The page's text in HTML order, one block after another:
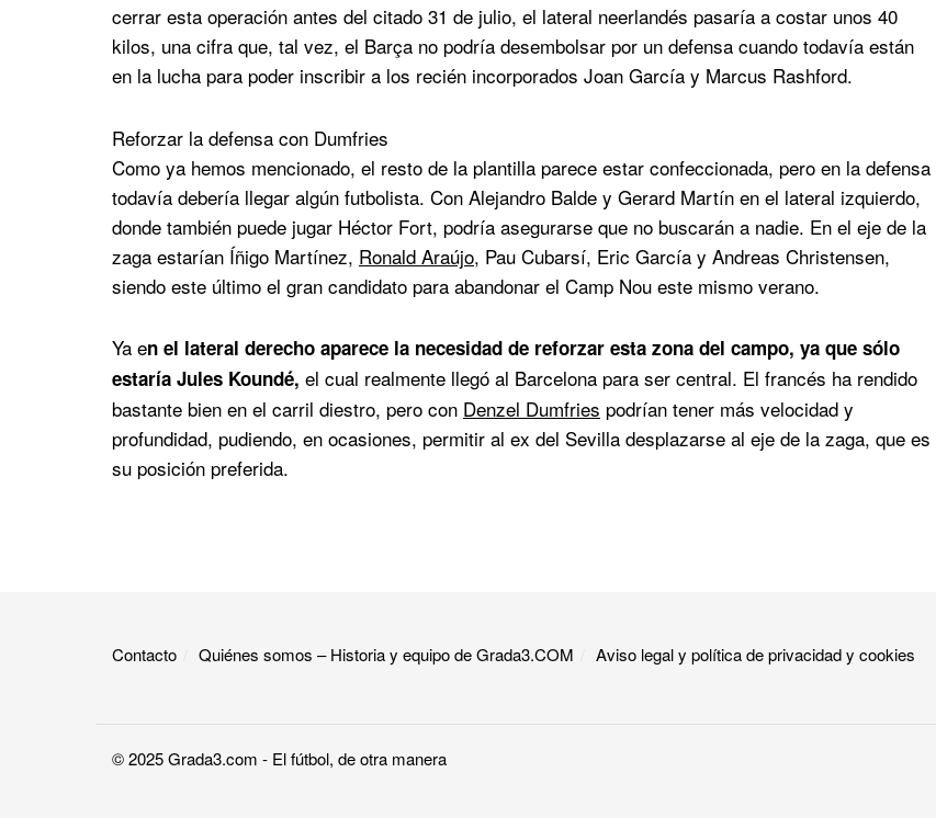
cerrar esta operación antes del citado 31 de julio, el lateral neerlandés pasaría a costar unos 40
kilos, una cifra que, tal vez, el Barça no podría desembolsar por un defensa cuando todavía están
en la lucha para poder inscribir a los recién incorporados Joan García y Marcus Rashford.
Reforzar la defensa con Dumfries
Como ya hemos mencionado, el resto de la plantilla parece estar confeccionada, pero en la defensa
todavía debería llegar algún futbolista. Con Alejandro Balde y Gerard Martín en el lateral izquierdo,
donde también puede jugar Héctor Fort, podría asegurarse que no buscarán a nadie. En el eje de la
zaga estarían Íñigo Martínez, Ronald Araújo, Pau Cubarsí, Eric García y Andreas Christensen,
siendo este último el gran candidato para abandonar el Camp Nou este mismo verano.
Ya en el lateral derecho aparece la necesidad de reforzar esta zona del campo, ya que sólo
estaría Jules Koundé, el cual realmente llegó al Barcelona para ser central. El francés ha rendido
bastante bien en el carril diestro, pero con Denzel Dumfries podrían tener más velocidad y
profundidad, pudiendo, en ocasiones, permitir al ex del Sevilla desplazarse al eje de la zaga, que es
su posición preferida.
Contacto Quiénes somos – Historia y equipo de Grada3.COM Aviso legal y política de privacidad y cookies​
© 2025Grada3.com - El fútbol, de otra manera